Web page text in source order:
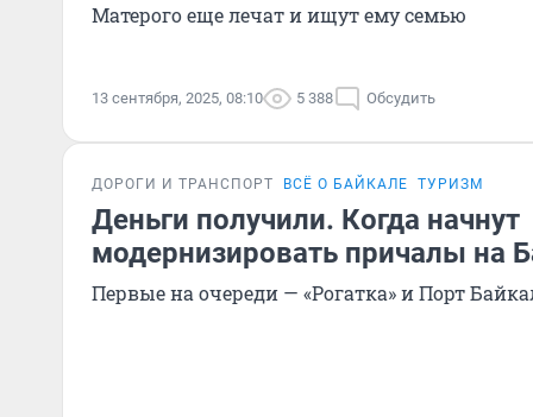
Матерого еще лечат и ищут ему семью
13 сентября, 2025, 08:10 5 388 Обсудить
ДОРОГИ И ТРАНСПОРТ ВСЁ О БАЙКАЛЕ ТУРИЗМ
Деньги получили. Когда начнут
модернизировать причалы на
Первые на очереди — «Рогатка» и Порт